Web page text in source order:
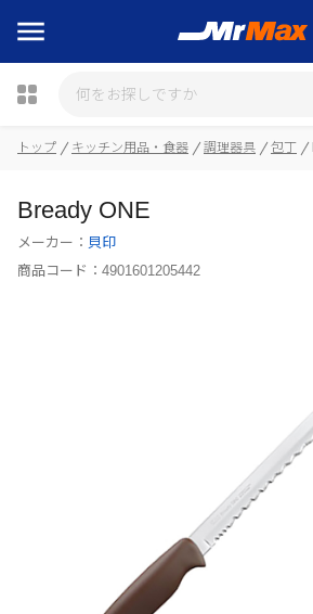
瓶詰
トップ キッチン用品・食器 調理器具 包丁
Bready ONE
メーカー： 貝印
商品コード： 4901601205442